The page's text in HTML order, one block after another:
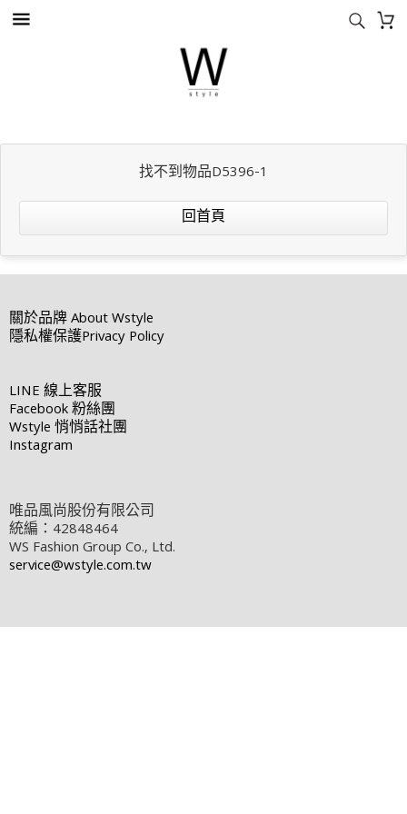
找不到物品D5396-1
回首頁
關於品牌About Wstyle
隱私權保護Privacy Policy
LINE線上客服
Facebook粉絲團
Wstyle悄悄話社團
Instagram
唯品風尚股份有限公司
統編：42848464
WS Fashion Group Co., Ltd.
service@wstyle.com.tw